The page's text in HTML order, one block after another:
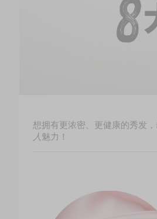
想拥有更浓密、更健康的秀发
人 魅力！